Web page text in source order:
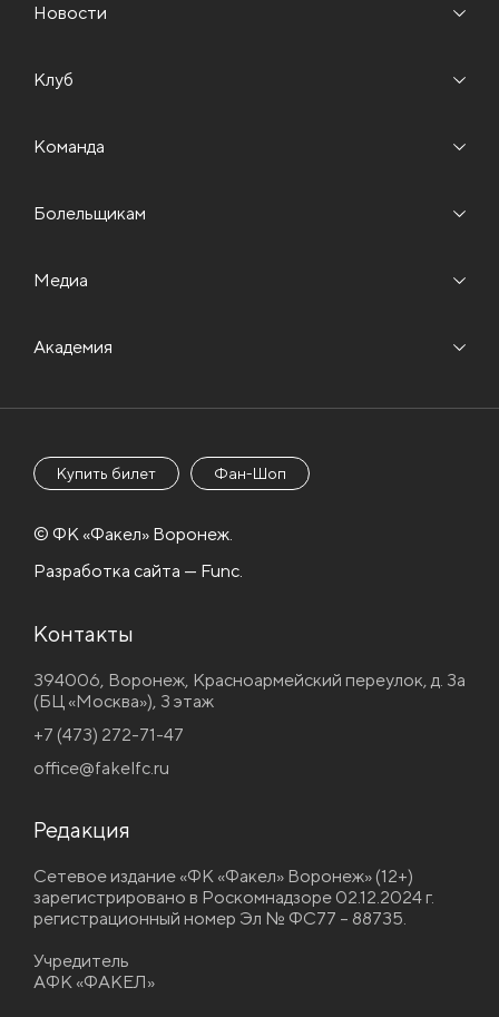
Новости
Клуб
Команда
Болельщикам
Медиа
Академия
Купить билет Фан-Шоп
© ФК «Факел» Воронеж.
Разработка сайта — Func.
Контакты
394006, Воронеж, Красноармейский переулок, д. 3а
(БЦ «Москва»), 3 этаж
+7 (473) 272-71-47
office@fakelfc.ru
Редакция
Сетевое издание «ФК «Факел» Воронеж» (12+)
зарегистрировано в Роскомнадзоре 02.12.2024 г.
регистрационный номер Эл № ФС77 – 88735.
Учредитель
АФК «ФАКЕЛ»